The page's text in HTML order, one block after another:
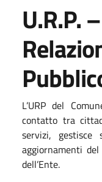
U.R.P.
L’URP del
contatto tra
servizi,
aggiornamenti
dell’Ente.